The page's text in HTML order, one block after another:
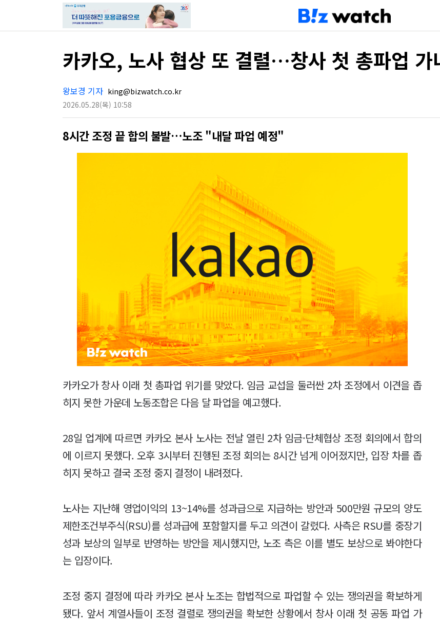
카카오, 노사 협상 또 결렬…창사 첫 총파업 가
왕보경 기자 king@bizwatch.co.kr
2026.05.28(목) 10:58
8시간 조정 끝 합의 불발…노조 "내달 파업 예정"
카카오가 창사 이래 첫 총파업 위기를 맞았다. 임금 교섭을 둘러싼 2차 조정에서 이견을 좁
히지 못한 가운데 노동조합은 다음 달 파업을 예고했다.
28일 업계에 따르면 카카오 본사 노사는 전날 열린 2차 임금·단체협상 조정 회의에서 합의
에 이르지 못했다. 오후 3시부터 진행된 조정 회의는 8시간 넘게 이어졌지만, 입장 차를 좁
히지 못하고 결국 조정 중지 결정이 내려졌다.
노사는 지난해 영업이익의 13~14%를 성과급으로 지급하는 방안과 500만원 규모의 양도
제한조건부주식(RSU)를 성과급에 포함할지를 두고 의견이 갈렸다. 사측은 RSU를 중장기
성과 보상의 일부로 반영하는 방안을 제시했지만, 노조 측은 이를 별도 보상으로 봐야한다
는 입장이다.
조정 중지 결정에 따라 카카오 본사 노조는 합법적으로 파업할 수 있는 쟁의권을 확보하게
됐다. 앞서 계열사들이 조정 결렬로 쟁의권을 확보한 상황에서 창사 이래 첫 공동 파업 가